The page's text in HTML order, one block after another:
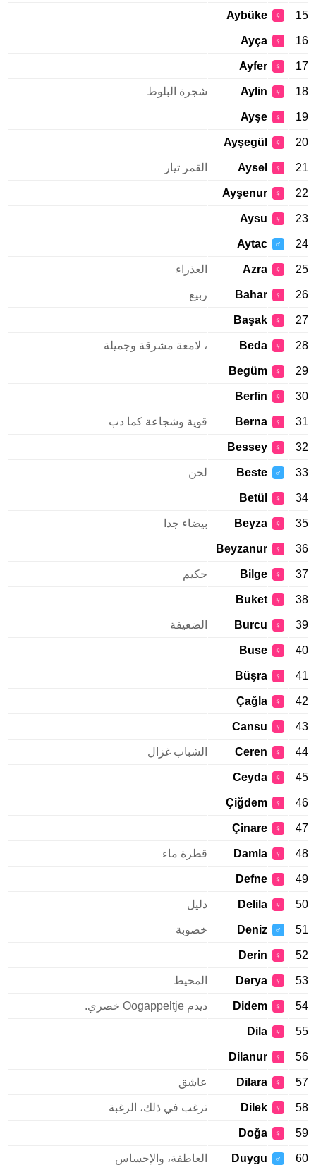
15
♀
Aybüke
16
♀
Ayça
17
♀
Ayfer
18
♀
Aylin شجرة البلوط
19
♀
Ayşe
20
♀
Ayşegül
21
♀
Aysel القمر تيار
22
♀
Ayşenur
23
♀
Aysu
24
♂
Aytac
25
♀
Azra العذراء
26
♀
Bahar ربيع
27
♀
Başak
28
♀
Beda ، لامعة مشرقة وجميلة
29
♀
Begüm
30
♀
Berfin
31
♀
Berna قوية وشجاعة كما دب
32
♀
Bessey
33
♂
Beste لحن
34
♀
Betül
35
♀
Beyza بيضاء جدا
36
♀
Beyzanur
37
♀
Bilge حكيم
38
♀
Buket
39
♀
Burcu الضعيفة
40
♀
Buse
41
♀
Büşra
42
♀
Çağla
43
♀
Cansu
44
♀
Ceren الشباب غزال
45
♀
Ceyda
46
♀
Çiğdem
47
♀
Çinare
48
♀
Damla قطرة ماء
49
♀
Defne
50
♀
Delila دليل
51
♂
Deniz خصوبة
52
♀
Derin
53
♀
Derya المحيط
54
♀
Didem ديدم Oogappeltje خصري.
55
♀
Dila
56
♀
Dilanur
57
♀
Dilara عاشق
58
♀
Dilek ترغب في ذلك، الرغبة
59
♀
Doğa
60
♂
Duygu العاطفة، والإحساس